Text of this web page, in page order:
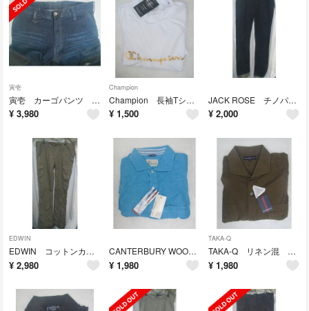
寅壱
寅壱 カーゴパンツ 8840 LL
¥ 3,980
Champion
Champion 長袖Tシャツ LL 未使用タグ付き
¥ 1,500
JACK ROSE チノパン L
¥ 2,000
EDWIN
EDWIN コットンカーゴパンツ L
¥ 2,980
CANTERBURY WOOD リネン混半袖シャツ L 未使用タグ付き
¥ 1,980
TAKA-Q
TAKA-Q リネン混 長袖シャツ XL 未使用タグ付き
¥ 1,980